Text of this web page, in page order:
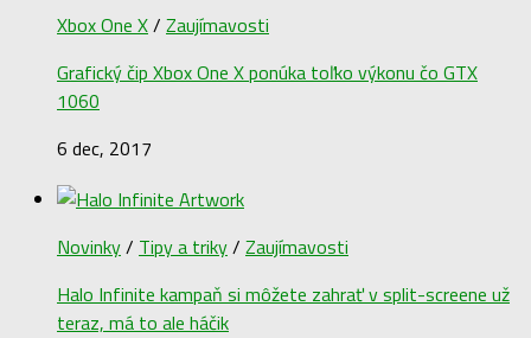
Xbox One X/ Zaujímavosti
Grafický čip Xbox One X ponúka toľko výkonu čo GTX
1060
6 dec, 2017
Novinky/ Tipy a triky/ Zaujímavosti
Halo Infinite kampaň si môžete zahrať v split-screene už
teraz, má to ale háčik